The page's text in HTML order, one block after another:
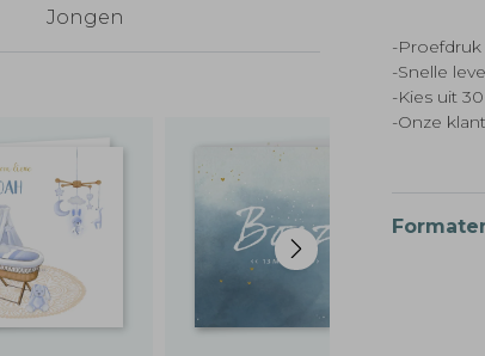
Jongen
-
-Snelle
-Kies uit
-Onze